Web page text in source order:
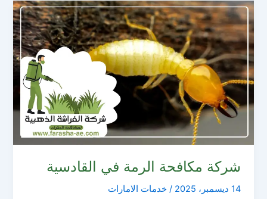
شركة مكافحة الرمة في القادسية
14 ديسمبر، 2025 /خدمات الامارات